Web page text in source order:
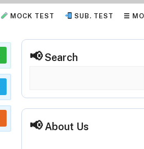
MOCK TEST SUB. TEST ☰
Search
About Us